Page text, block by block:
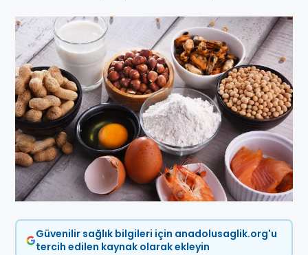
Güvenilir sağlık bilgileri için anadolusaglik.org'u
tercih edilen kaynak olarak ekleyin